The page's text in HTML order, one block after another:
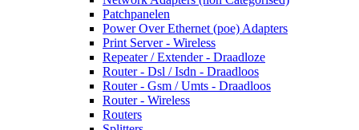
Patchpanelen
Power Over Ethernet (poe) Adapters
Print Server - Wireless
Repeater / Extender - Draadloze
Router - Dsl / Isdn - Draadloos
Router - Gsm / Umts - Draadloos
Router - Wireless
Routers